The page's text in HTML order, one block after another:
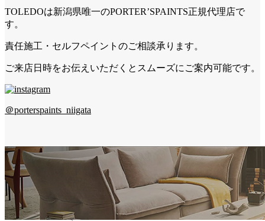
TOLEDOは新潟県唯一のPORTER’SPAINTS正規代理店で
す。
責任施工・セルフペイントのご相談承ります。
ご来店日時をお伝えいただくとスムーズにご案内可能です。
＠porterspaints_niigata